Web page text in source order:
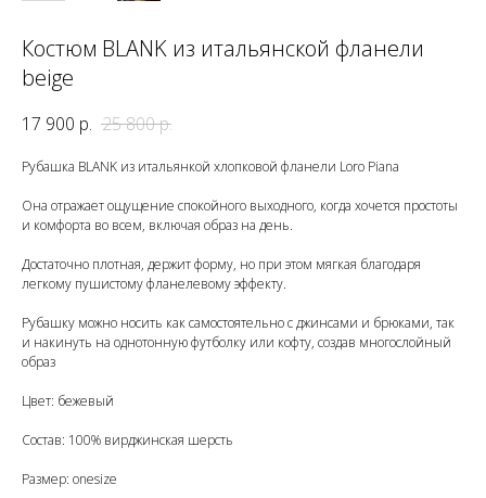
Костюм BLANK из итальянской фланели
beige
17 900 р. 25 800р.
Рубашка BLANK из итальянкой хлопковой фланели Loro Piana
Она отражает ощущение спокойного выходного, когда хочется простоты
и комфорта во всем, включая образ на день.
Достаточно плотная, держит форму, но при этом мягкая благодаря
легкому пушистому фланелевому эффекту.
Рубашку можно носить как самостоятельно с джинсами и брюками, так
и накинуть на однотонную футболку или кофту, создав многослойный
образ
Цвет: бежевый
Состав: 100% вирджинская шерсть
Размер: onesize